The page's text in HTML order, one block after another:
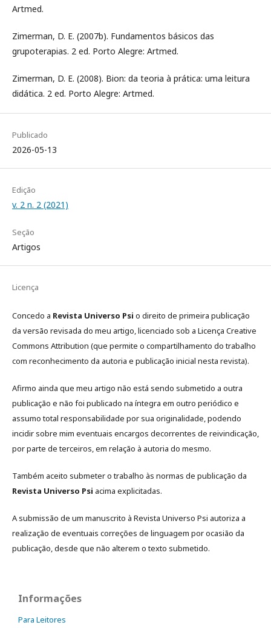
Artmed.
Zimerman, D. E. (2007b). Fundamentos básicos das
grupoterapias. 2 ed. Porto Alegre: Artmed.
Zimerman, D. E. (2008). Bion: da teoria à prática: uma leitura
didática. 2 ed. Porto Alegre: Artmed.
Publicado
2026-05-13
Edição
v. 2 n. 2 (2021)
Seção
Artigos
Licença
Concedo a Revista Universo Psi o direito de primeira publicação
da versão revisada do meu artigo, licenciado sob a Licença Creative
Commons Attribution (que permite o compartilhamento do trabalho
com reconhecimento da autoria e publicação inicial nesta revista).
Afirmo ainda que meu artigo não está sendo submetido a outra
publicação e não foi publicado na íntegra em outro periódico e
assumo total responsabilidade por sua originalidade, podendo
incidir sobre mim eventuais encargos decorrentes de reivindicação,
por parte de terceiros, em relação à autoria do mesmo.
Também aceito submeter o trabalho às normas de publicação da
Revista Universo Psi acima explicitadas.
A submissão de um manuscrito à Revista Universo Psi autoriza a
realização de eventuais correções de linguagem por ocasião da
publicação, desde que não alterem o texto submetido.
Informações
Para Leitores